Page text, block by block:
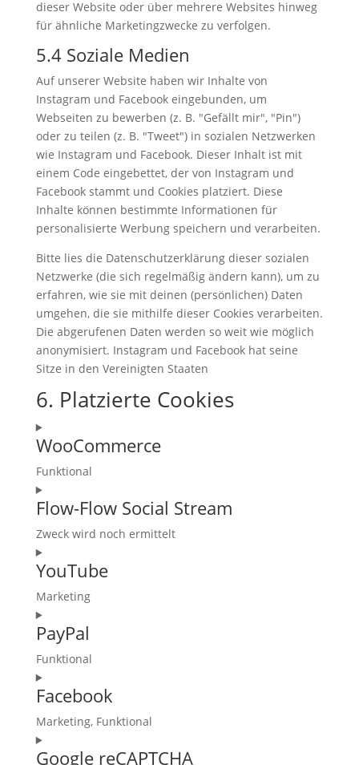
dieser Website oder über mehrere Websites hinweg
für ähnliche Marketingzwecke zu verfolgen.
5.4 Soziale Medien
Auf unserer Website haben wir Inhalte von
Instagram und Facebook eingebunden, um
Webseiten zu bewerben (z. B. "Gefällt mir", "Pin")
oder zu teilen (z. B. "Tweet") in sozialen Netzwerken
wie Instagram und Facebook. Dieser Inhalt ist mit
einem Code eingebettet, der von Instagram und
Facebook stammt und Cookies platziert. Diese
Inhalte können bestimmte Informationen für
personalisierte Werbung speichern und verarbeiten.
Bitte lies die Datenschutzerklärung dieser sozialen
Netzwerke (die sich regelmäßig ändern kann), um zu
erfahren, wie sie mit deinen (persönlichen) Daten
umgehen, die sie mithilfe dieser Cookies verarbeiten.
Die abgerufenen Daten werden so weit wie möglich
anonymisiert. Instagram und Facebook hat seine
Sitze in den Vereinigten Staaten
6. Platzierte Cookies
WooCommerce
Funktional
Consent
to
service
Flow-Flow Social Stream
Zweck wird noch ermittelt
Consent
to
service
flow-
social-
stream
YouTube
Marketing
Consent
to
service
PayPal
Funktional
Consent
to
service
Facebook
Marketing, Funktional
Consent
to
Google reCAPTCHA